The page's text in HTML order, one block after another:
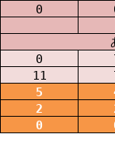
0
0
11
5
2
0